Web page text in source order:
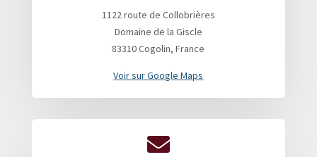
1122 route de Collobrières
Domaine de la Giscle
83310 Cogolin, France
Voir sur Google Maps
